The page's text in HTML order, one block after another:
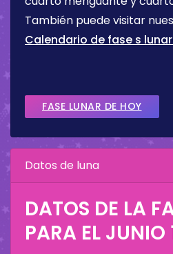
También puede visitar
Calendario de fase s
FASE LUNAR DE HOY
Datos de luna
DATOS DE LA
PARA EL JUNIO